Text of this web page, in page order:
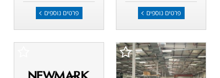
פרטים נוספים פרטים נוספים